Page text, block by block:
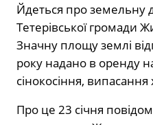
Йдеться про земельну
Тетерівської громади
Значну площу землі
року надано в оренду
сінокосіння,
Про це 23 січня